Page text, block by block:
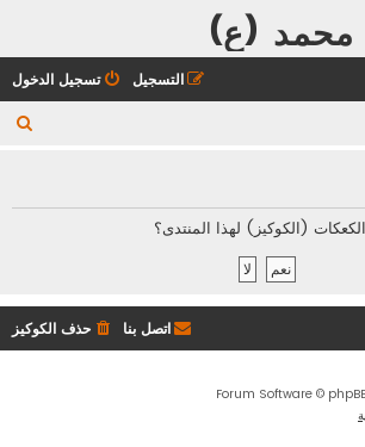
(ع)
تسجيل الدخول التسجيل
(الكوكيز) لهذا المنتدى؟
حذف الكوكيز اتصل بنا